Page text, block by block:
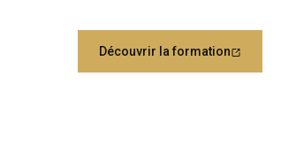
Découvrir la formation